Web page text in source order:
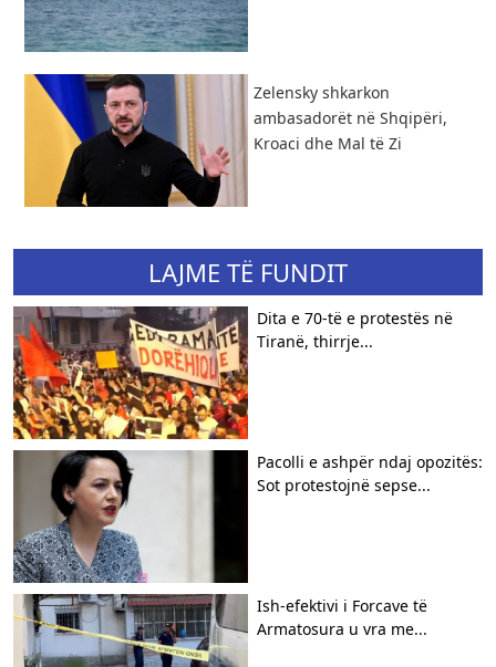
Zelensky shkarkon
ambasadorët në Shqipëri,
Kroaci dhe Mal të Zi
LAJME TË FUNDIT
​Dita e 70-të e protestës në
Tiranë, thirrje...
Pacolli e ashpër ndaj opozitës:
Sot protestojnë sepse...
Ish-efektivi i Forcave të
Armatosura u vra me...